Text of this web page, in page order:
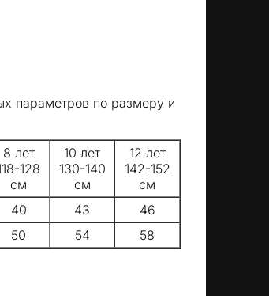
параметров по размеру и
8 лет
128
см
10 лет
130-140
см
12 лет
142-152
см
40 43
46
50 54 58